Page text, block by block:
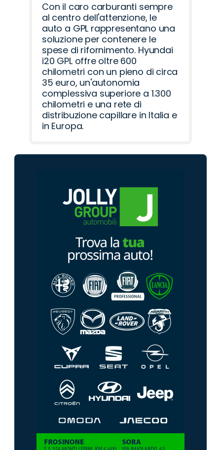
Con il caro carburanti sempre
al centro dell'attenzione, le
auto a GPL rappresentano una
soluzione per contenere le
spese di rifornimento. Hyundai
i20 GPL offre oltre 600
chilometri con un pieno di circa
35 euro, un'autonomia
complessiva superiore a 1.300
chilometri e una rete di
distribuzione capillare in Italia e
in Europa.